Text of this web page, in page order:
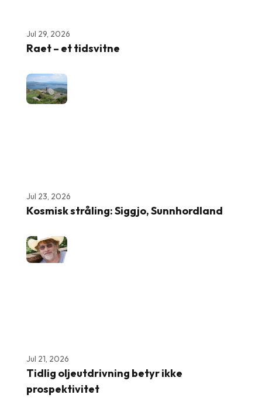
Jul 29, 2026
Raet – et tidsvitne
Jul 23, 2026
Kosmisk stråling: Siggjo, Sunnhordland
Jul 21, 2026
Tidlig oljeutdrivning betyr ikke
prospektivitet